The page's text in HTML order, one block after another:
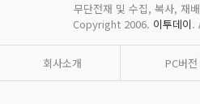
무단전재 및 수집, 복사, 재
Copyright 2006. 이투데이.
회사소개 PC버전